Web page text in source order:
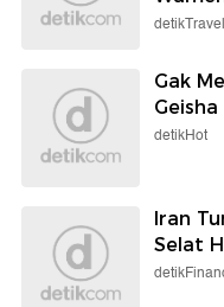
detikTravel
Gak
detikHot
Iran
Selat